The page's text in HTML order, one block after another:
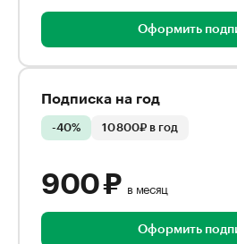
Оформить
Подписка на год
-40% 10 800₽ в год
900 ₽ в месяц
Оформить